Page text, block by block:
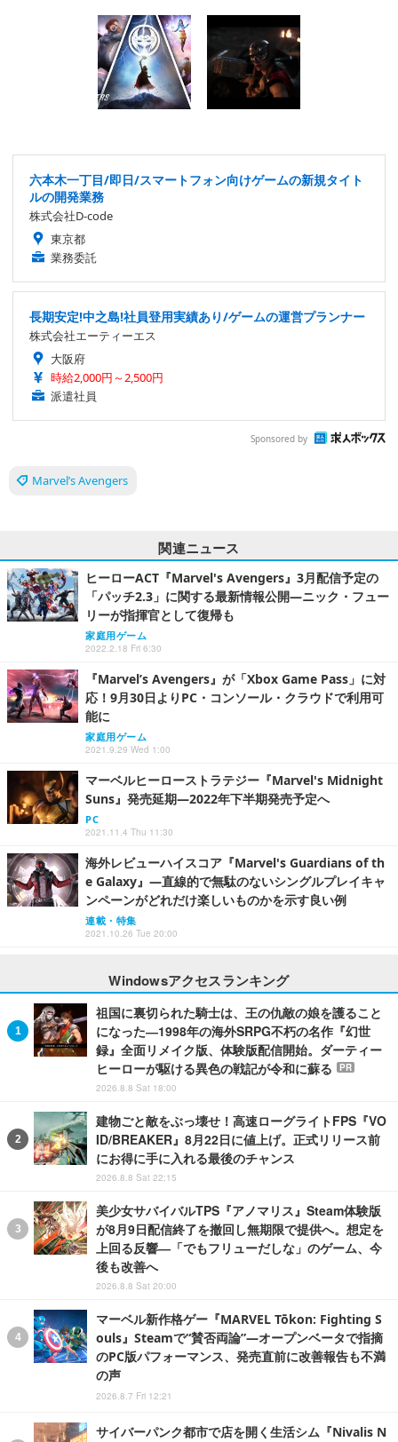
六本木一丁目/即日/スマートフォン向けゲームの新規タイト
ルの開発業務
株式会社D-code
東京都
業務委託
長期安定!中之島!社員登用実績あり/ゲームの運営プランナー
株式会社エーティーエス
大阪府
時給2,000円～2,500円
派遣社員
Sponsored by
Marvel’s Avengers
関連ニュース
ヒーローACT『Marvel's Avengers』3月配信予定の
「パッチ2.3」に関する最新情報公開―ニック・フュー
リーが指揮官として復帰も
家庭用ゲーム
2022.2.18 Fri 6:30
『Marvel’s Avengers』が「Xbox Game Pass」に対
応！9月30日よりPC・コンソール・クラウドで利用可
能に
家庭用ゲーム
2021.9.29 Wed 1:00
マーベルヒーローストラテジー『Marvel's Midnight
Suns』発売延期―2022年下半期発売予定へ
PC
2021.11.4 Thu 11:30
海外レビューハイスコア『Marvel's Guardians of th
e Galaxy』―直線的で無駄のないシングルプレイキャ
ンペーンがどれだけ楽しいものかを示す良い例
連載・特集
2021.10.26 Tue 20:00
Windowsアクセスランキング
祖国に裏切られた騎士は、王の仇敵の娘を護ること
になった―1998年の海外SRPG不朽の名作『幻世
録』全面リメイク版、体験版配信開始。ダーティー
ヒーローが駆ける異色の戦記が令和に蘇る
PR
2026.8.8 Sat 18:00
建物ごと敵をぶっ壊せ！高速ローグライトFPS『VO
ID/BREAKER』8月22日に値上げ。正式リリース前
にお得に手に入れる最後のチャンス
2026.8.8 Sat 22:15
美少女サバイバルTPS『アノマリス』Steam体験版
が8月9日配信終了を撤回し無期限で提供へ。想定を
上回る反響―「でもフリューだしな」のゲーム、今
後も改善へ
2026.8.8 Sat 20:00
マーベル新作格ゲー『MARVEL Tōkon: Fighting S
ouls』Steamで“賛否両論”―オープンベータで指摘
のPC版パフォーマンス、発売直前に改善報告も不満
の声
2026.8.7 Fri 12:21
サイバーパンク都市で店を開く生活シム『Nivalis N